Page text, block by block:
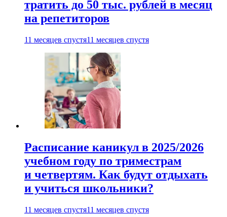
тратить до 50 тыс. рублей в месяц
на репетиторов
11 месяцев спустя11 месяцев спустя
Расписание каникул в 2025/2026
учебном году по триместрам
и четвертям. Как будут отдыхать
и учиться школьники?
11 месяцев спустя11 месяцев спустя